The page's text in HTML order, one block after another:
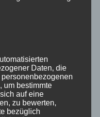
man in einer
die mit einer
einlädt, dort Platz
Daten, die
um bestimmte
auf eine
zu bewerten,
bezüglich